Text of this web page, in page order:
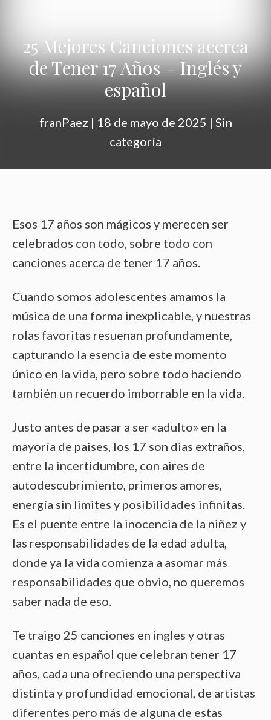
25 Mejores Canciones acerca
de Tener 17 Años – Inglés y
español
franPaez | 18 de mayo de 2025 | Sin
categoría
Esos 17 años son mágicos y merecen ser
celebrados con todo, sobre todo con
canciones acerca de tener 17 años.
Cuando somos adolescentes amamos la
música de una forma inexplicable, y nuestras
rolas favoritas resuenan profundamente,
capturando la esencia de este momento
único en la vida, pero sobre todo haciendo
también un recuerdo imborrable en la vida.
Justo antes de pasar a ser «adulto» en la
mayoría de paises, los 17 son dias extraños,
entre la incertidumbre, con aires de
autodescubrimiento, primeros amores,
energía sin limites y posibilidades infinitas.
Es el puente entre la inocencia de la niñez y
las responsabilidades de la edad adulta,
donde ya la vida comienza a asomar más
responsabilidades que obvio, no queremos
saber nada de eso.
Te traigo 25 canciones en ingles y otras
cuantas en español que celebran tener 17
años, cada una ofreciendo una perspectiva
distinta y profundidad emocional, de artistas
diferentes pero más de alguna de estas